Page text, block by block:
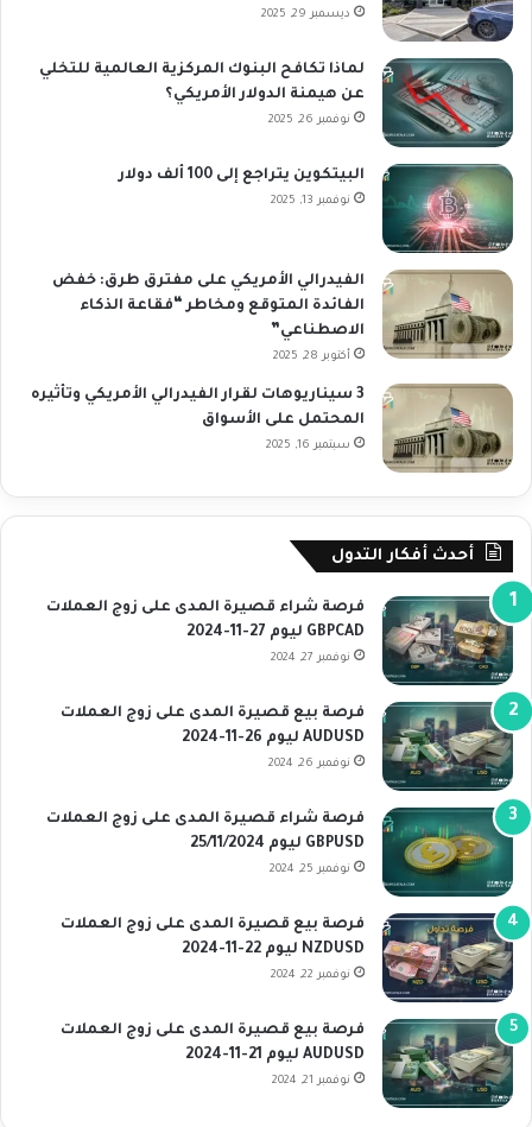
ديسمبر 29, 2025
لماذا تكافح البنوك المركزية العالمية للتخلي
عن هيمنة الدولار الأمريكي؟
نوفمبر 26, 2025
البيتكوين يتراجع إلى 100 ألف دولار
نوفمبر 13, 2025
الفيدرالي الأمريكي على مفترق طرق: خفض
الفائدة المتوقع ومخاطر “فقاعة الذكاء
الاصطناعي”
أكتوبر 28, 2025
3 سيناريوهات لقرار الفيدرالي الأمريكي وتأثيره
المحتمل على الأسواق
سبتمبر 16, 2025
أحدث أفكار التدول
فرصة شراء قصيرة المدى على زوج العملات
GBPCAD ليوم 27-11-2024
نوفمبر 27, 2024
فرصة بيع قصيرة المدى على زوج العملات
AUDUSD ليوم 26-11-2024
نوفمبر 26, 2024
فرصة شراء قصيرة المدى على زوج العملات
GBPUSD ليوم 25/11/2024
نوفمبر 25, 2024
فرصة بيع قصيرة المدى على زوج العملات
NZDUSD ليوم 22-11-2024
نوفمبر 22, 2024
فرصة بيع قصيرة المدى على زوج العملات
AUDUSD ليوم 21-11-2024
نوفمبر 21, 2024